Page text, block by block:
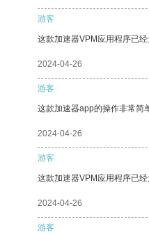
游客
这款加速器VPM应用程序已
2024-04-26
游客
这款加速器app的操作非常简
2024-04-26
游客
这款加速器VPM应用程序已
2024-04-26
游客